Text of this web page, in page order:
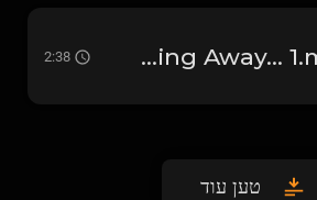
Dusk - Fading Away... 1.mp3
טען עוד